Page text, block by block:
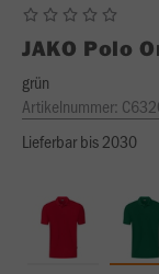
JAKO Polo
grün
Artikelnummer:
Lieferbar bis 2030